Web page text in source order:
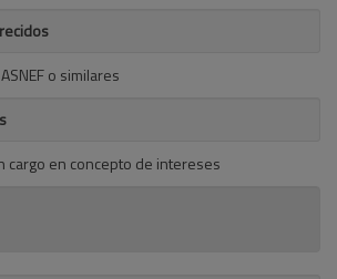
o similares
cargo en concepto de intereses